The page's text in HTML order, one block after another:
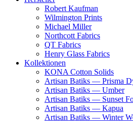
Robert Kaufman
Wilmington Prints
Michael Miller
Northcott Fabrics
QT Fabrics
Henry Glass Fabrics
Kollektionen
KONA Cotton Solids
Artisan Batiks — Prisma
Artisan Batiks — Umber
Artisan Batiks — Sunset
Artisan Batiks — Kapua
Artisan Batiks — Winter